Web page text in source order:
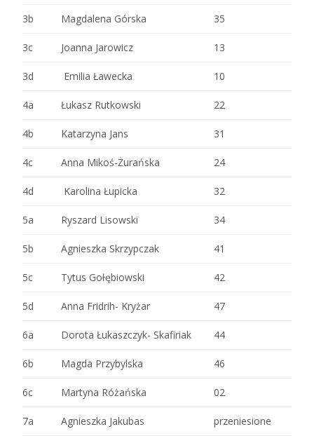
3b Magdalena Górska 35
3c Joanna Jarowicz 13
3d Emilia Ławecka 10
4a Łukasz Rutkowski 22
4b Katarzyna Jans 31
4c Anna Mikoś-Żurańska 24
4d Karolina Łupicka 32
5a Ryszard Lisowski 34
5b Agnieszka Skrzypczak 41
5c Tytus Gołębiowski 42
5d Anna Fridrih- Kryżar 47
6a Dorota Łukaszczyk- Skafiriak 44
6b Magda Przybylska 46
6c Martyna Różańska 02
7a Agnieszka Jakubas przeniesione